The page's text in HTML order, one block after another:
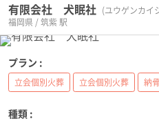
有限会社 犬眠社 (ユウゲンカ
福岡県 / 筑紫 駅
プラン :
立会個別火葬 立会個別火葬 納骨
種類 :